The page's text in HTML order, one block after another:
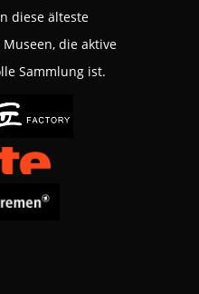
diese älteste
die aktive
Sammlung ist.